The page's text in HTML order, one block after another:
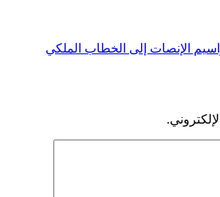
الإنصات إلى الخطاب الملكي